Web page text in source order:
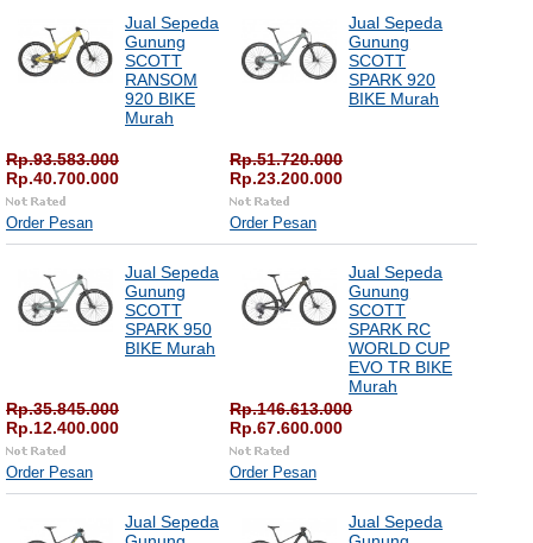
Jual Sepeda
Gunung
SCOTT
RANSOM
920 BIKE
Murah
Rp.93.583.000
Rp.40.700.000
Order Pesan
Jual Sepeda
Gunung
SCOTT
SPARK 920
BIKE Murah
Rp.51.720.000
Rp.23.200.000
Order Pesan
Jual Sepeda
Gunung
SCOTT
SPARK 950
BIKE Murah
Rp.35.845.000
Rp.12.400.000
Order Pesan
Jual Sepeda
Gunung
SCOTT
SPARK RC
WORLD CUP
EVO TR BIKE
Murah
Rp.146.613.000
Rp.67.600.000
Order Pesan
Jual Sepeda
Jual Sepeda